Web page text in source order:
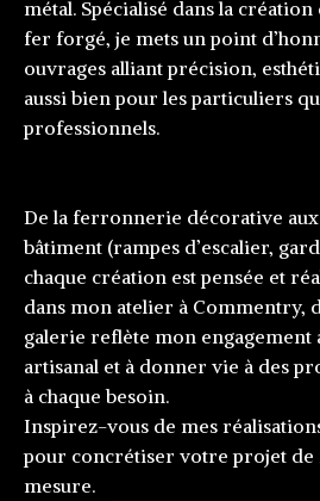
métal. Spécialisé dans la
fer forgé, je mets un point
ouvrages alliant précision,
aussi bien pour les particuliers
professionnels.
De la ferronnerie décorative
bâtiment (rampes d’escalier,
chaque création est pensée et
dans mon atelier à Commentry,
galerie reflète mon engagement
artisanal et à donner vie à des
à chaque besoin.
Inspirez-vous de mes
pour concrétiser votre projet
mesure.